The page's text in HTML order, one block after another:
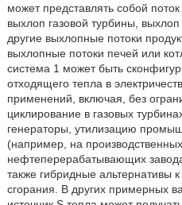
может представлять собой
выхлоп газовой турбины, выхлоп
другие выхлопные потоки
выхлопные потоки печей или
система 1 может быть
отходящего тепла в
применений, включая, без
циклирование в газовых
генераторы, утилизацию
(например, на
нефтеперерабатывающих
также гибридные альтернативы
сгорания. В других примерных